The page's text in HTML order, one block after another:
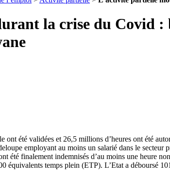
la crise du Covid :
ont été validées et 26,5 millions d’heures ont été
employant au moins un salarié dans le
été finalement indemnisés d’au moins une heure
équivalents temps plein (ETP). L’Etat a déboursé